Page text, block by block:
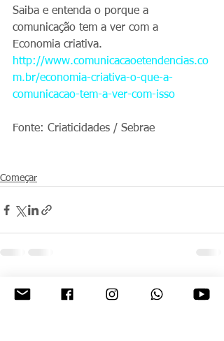
Saiba e entenda o porque a
comunicação tem a ver com a
Economia criativa.
http://www.comunicacaoetendencias.co
m.br/economia-criativa-o-que-a-
comunicacao-tem-a-ver-com-isso
Fonte: Criaticidades / Sebrae
Começar
Posts recentes Ver tudo